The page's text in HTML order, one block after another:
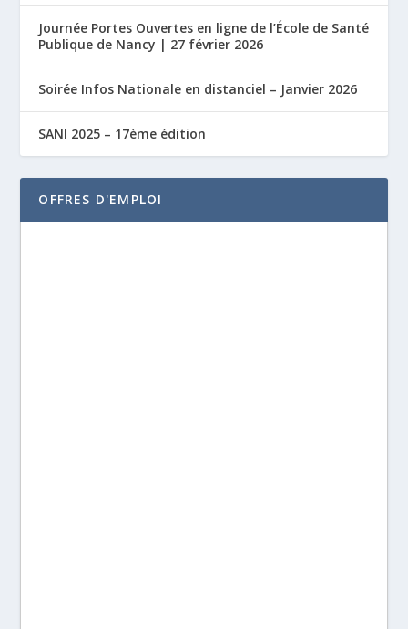
Journée Portes Ouvertes en ligne de l’École de Santé
Publique de Nancy | 27 février 2026
Soirée Infos Nationale en distanciel – Janvier 2026
SANI 2025 – 17ème édition
OFFRES D'EMPLOI